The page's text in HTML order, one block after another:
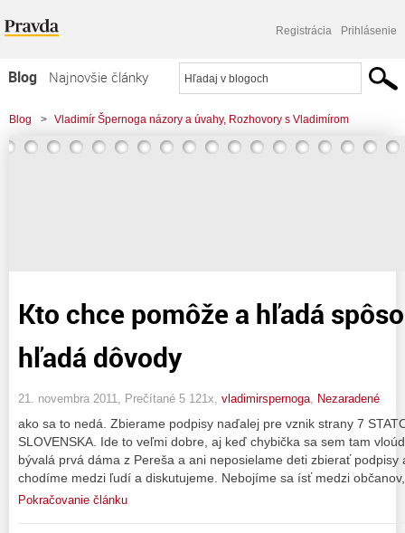
Registrácia Prihlásenie
Blog
Najnovšie články
Najčítanejšie články
Najkomentovanejšie články
Blog > Vladimír Špernoga názory a úvahy, Rozhovory s Vladimírom
Kto chce pomôže a hľadá
hľadá dôvody
21. novembra 2011, Prečítané 5 121x, vladimirspernoga Nezaradené
ako sa to nedá. Zbierame podpisy naďalej pre vznik strany 7
SLOVENSKA. Ide to veľmi dobre, aj keď chybička sa sem tam
bývalá prvá dáma z Pereša a ani neposielame deti zbierať podpisy
chodíme medzi ľudí a diskutujeme. Nebojíme sa ísť medzi
Pokračovanie článku